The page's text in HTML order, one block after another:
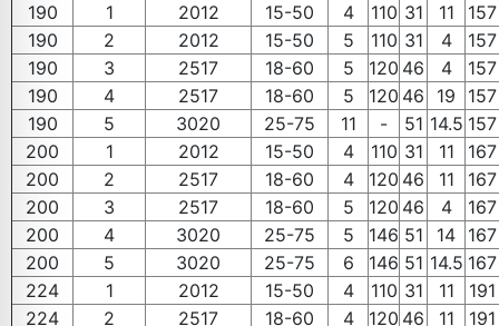
190
1 2012 15-50 4 110 31 11
157
190
2 2012 15-50 5 110 31 4
157
190
3 2517 18-60 5 120 46 4
157
190
4 2517 18-60 5 120 46 19
157
190
5 3020 25-75 11 - 51 14.5 157
200
1 2012 15-50 4 110 31 11
167
200
2 2517 18-60 4 120 46 11
167
200
3 2517 18-60 5 120 46 4
167
200
4 3020 25-75 5 146 51 14 167
200
5 3020 25-75 6 146 51 14.5 167
224
1 2012 15-50 4 110 31 11
191
224
2 2517 18-60 4 120 46 11
191